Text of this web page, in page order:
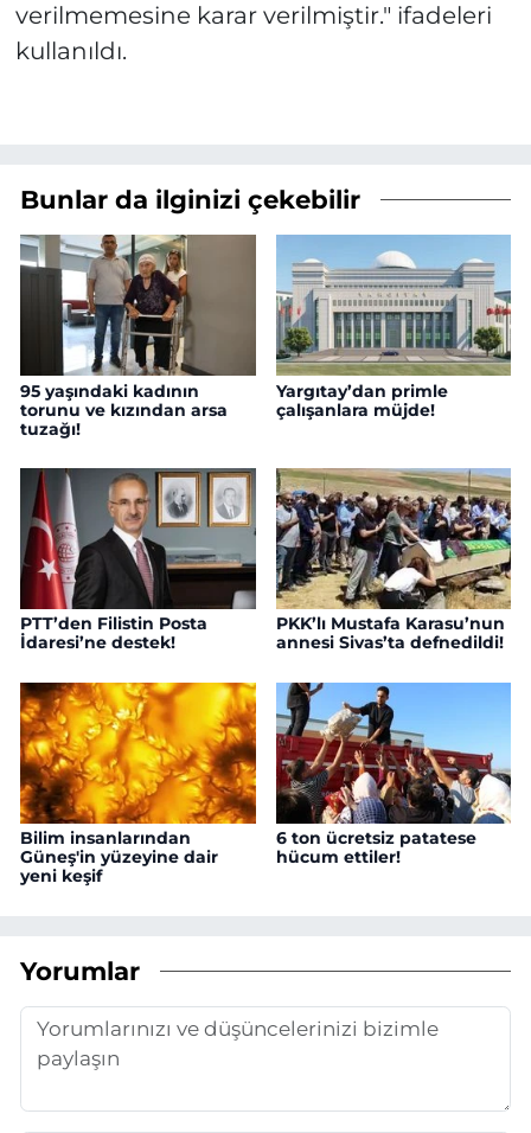
verilmemesine karar verilmiştir." ifadeleri
kullanıldı.
Bunlar da ilginizi çekebilir
95 yaşındaki kadının
torunu ve kızından arsa
tuzağı!
Yargıtay’dan primle
çalışanlara müjde!
PTT’den Filistin Posta
İdaresi’ne destek!
PKK’lı Mustafa Karasu’nun
annesi Sivas’ta defnedildi!
Bilim insanlarından
Güneş'in yüzeyine dair
yeni keşif
6 ton ücretsiz patatese
hücum ettiler!
Yorumlar